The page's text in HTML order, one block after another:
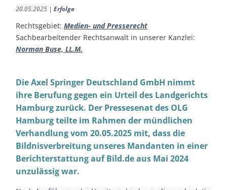
20.05.2025 |Erfolge
Rechtsgebiet:Medien- und Presserecht
Sachbearbeitender Rechtsanwalt in unserer Kanzlei:
Norman Buse, LL.M.
Die Axel Springer Deutschland GmbH nimmt
ihre Berufung gegen ein Urteil des Landgerichts
Hamburg zurück. Der Pressesenat des OLG
Hamburg teilte im Rahmen der mündlichen
Verhandlung vom 20.05.2025 mit, dass die
Bildnisverbreitung unseres Mandanten in einer
Berichterstattung auf Bild.de aus Mai 2024
unzulässig war.